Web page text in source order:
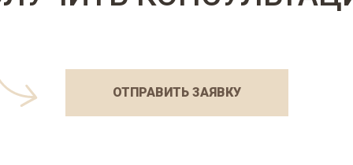
ОТПРАВИТЬ ЗАЯВКУ